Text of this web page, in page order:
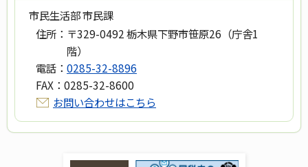
市民生活部 市民課
住所： 〒329-0492 栃木県下野市笹原26（庁舎1
階）
電話： 0285-32-8896
FAX： 0285-32-8600
お問い合わせはこちら